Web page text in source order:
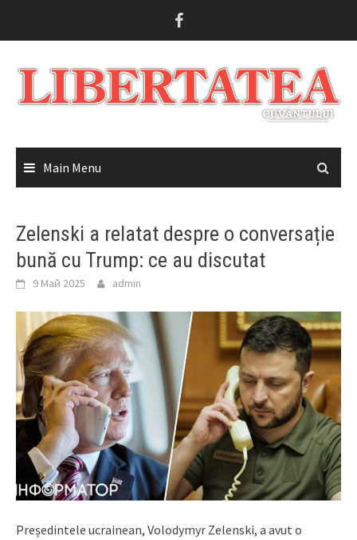
Main Menu
Zelenski a relatat despre o conversație
bună cu Trump: ce au discutat
9 Май 2025 admin
Președintele ucrainean, Volodymyr Zelenski, a avut o